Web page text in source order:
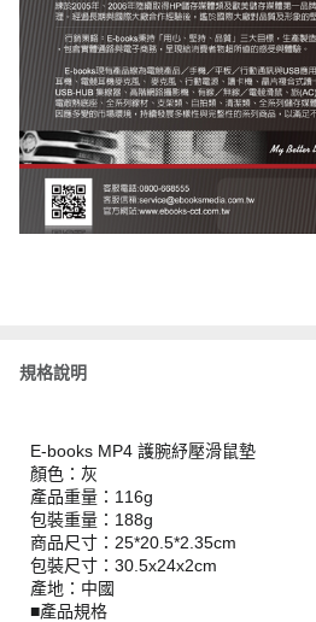
規格說明
E-books MP4 護腕紓壓滑鼠墊
顏色：灰
產品重量：116g
包裝重量：188g
商品尺寸：25*20.5*2.35cm
包裝尺寸：30.5x24x2cm
產地：中國
■產品規格